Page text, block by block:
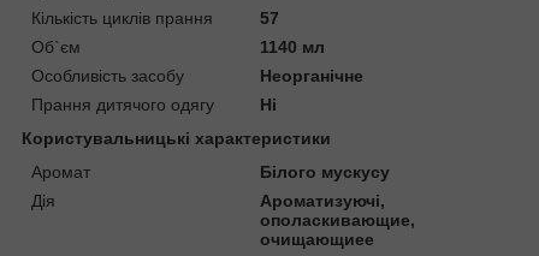
Кількість циклів прання
57
Об`єм
1140 мл
Особливість засобу
Неорганічне
Прання дитячого одягу
Ні
Користувальницькі характеристики
Аромат
Білого мускусу
Дія
Ароматизуючі,
ополаскивающие,
очищающиее